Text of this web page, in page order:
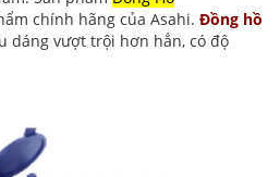
chính hãng của Asahi. Đồng hồ
dáng vượt trội hơn hẳn, có độ